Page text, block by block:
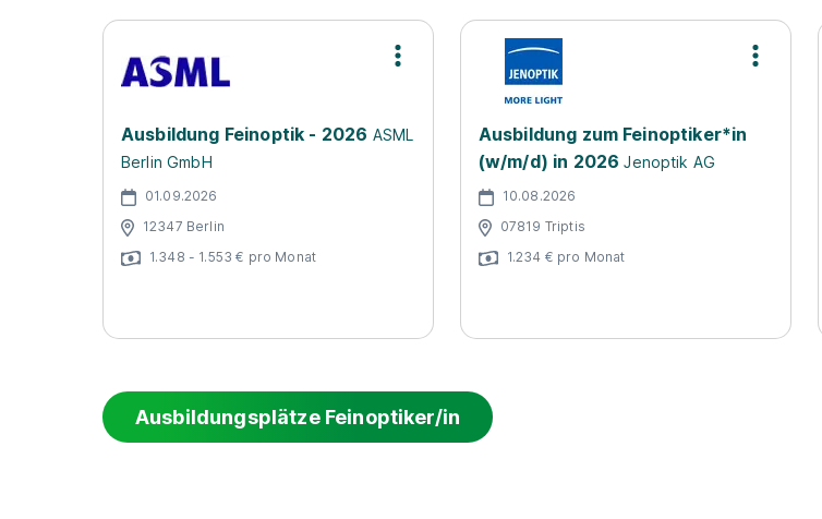
Ausbildung Feinoptik - 2026 ASML
Berlin GmbH
01.09.2026
12347 Berlin
1.348 - 1.553 € pro Monat
Ausbildung zum Feinoptiker*in
(w/m/d) in 2026 Jenoptik AG
10.08.2026
07819 Triptis
1.234 € pro Monat
Ausbildungsplätze Feinoptiker/in